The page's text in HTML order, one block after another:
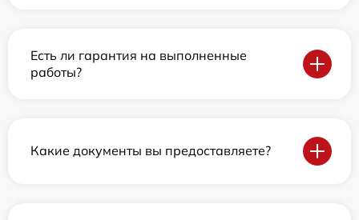
Есть ли гарантия на выполненные
работы?
Какие документы вы предоставляете?